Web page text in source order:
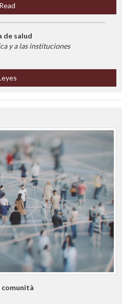
Read
de salud
y a las instituciones